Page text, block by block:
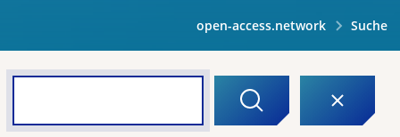
open-access.network Suche